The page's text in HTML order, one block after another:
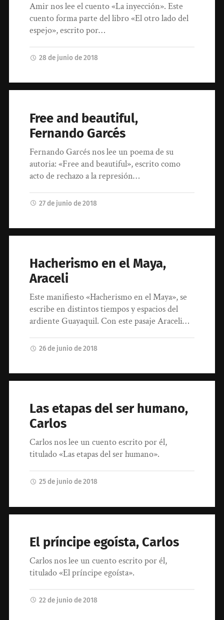
Amir nos lee el cuento «La inyección». Este
cuento forma parte del libro «El otro lado del
espejo», escrito por…
28 de junio de 2018
Free and beautiful,
Fernando Garcés
Fernando Garcés nos lee un poema de su
autoria: «Free and beautiful», escrito como
acto de rechazo a la represión…
27 de junio de 2018
Hacherismo en el Maya,
Araceli
Este manifiesto «Hacherismo en el Maya», se
escribe en distintos tiempos y espacios del
ardiente Guayaquil. Con este pasaje Araceli…
26 de junio de 2018
Las etapas del ser humano,
Carlos
Carlos nos lee un cuento escrito por él,
titulado «Las etapas del ser humano».
25 de junio de 2018
El príncipe egoísta, Carlos
Carlos nos lee un cuento escrito por él,
titulado «El príncipe egoísta».
22 de junio de 2018